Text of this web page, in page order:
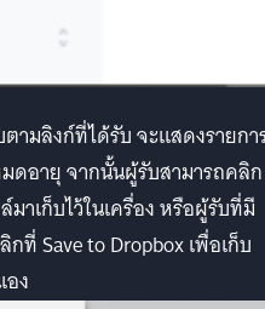
ตามลิงก์ที่ได้รับ จะแสดงรายกา
ดอายุ จากนั้นผู้รับสามารถคลิก
าเก็บไว้ในเครื่อง หรือผู้รับที่มี
ที่ Save to Dropbox เพื่อเก็บ
อง